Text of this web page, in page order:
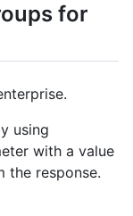
for
using
with a value
the response.